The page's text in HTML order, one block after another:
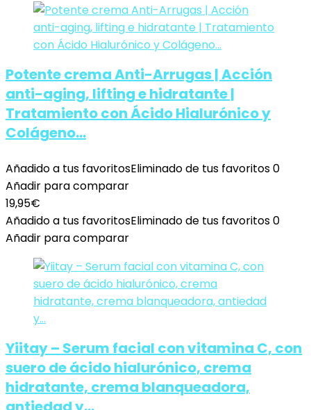
Potente crema Anti-Arrugas | Acción
anti-aging, lifting e hidratante |
Tratamiento con Ácido Hialurónico y
Colágeno…
Añadido a tus favoritosEliminado de tus favoritos0
Añadir para comparar
19,95€
Añadido a tus favoritosEliminado de tus favoritos0
Añadir para comparar
Yiitay – Serum facial con vitamina C, con
suero de ácido hialurónico, crema
hidratante, crema blanqueadora,